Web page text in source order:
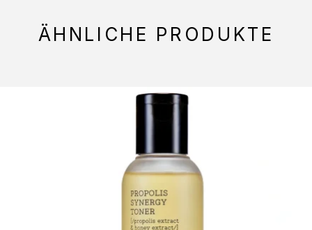
ÄHNLICHE PRODUKTE